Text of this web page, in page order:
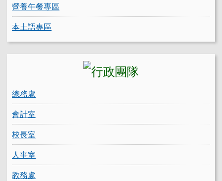
營養午餐專區
本土語專區
總務處
會計室
校長室
人事室
教務處